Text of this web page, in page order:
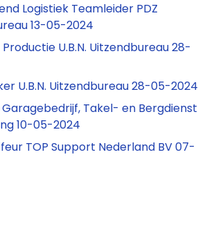
Logistiek Teamleider PDZ
13-05-2024
U.B.N. Uitzendbureau 28-
U.B.N. Uitzendbureau 28-05-2024
Takel- en Bergdienst
10-05-2024
TOP Support Nederland BV 07-